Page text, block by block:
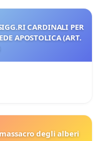
CARDINALI PER
APOSTOLICA (ART.
degli alberi